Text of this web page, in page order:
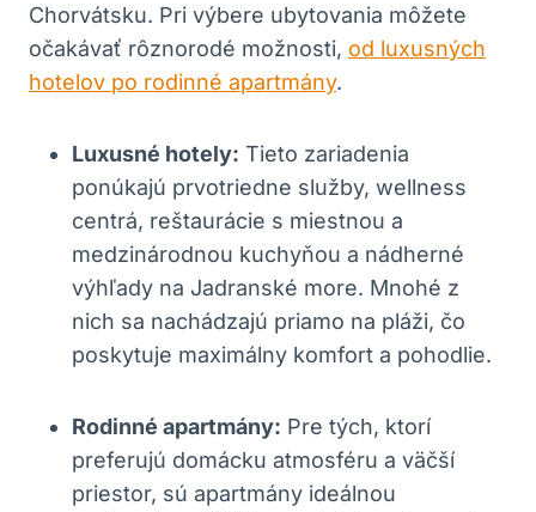
Chorvátsku. Pri výbere ubytovania môžete
očakávať rôznorodé možnosti, od luxusných
hotelov po rodinné apartmány.
Luxusné hotely: Tieto zariadenia
ponúkajú prvotriedne služby, wellness
centrá, reštaurácie s miestnou a
medzinárodnou kuchyňou a nádherné
výhľady na Jadranské more. Mnohé z
nich sa nachádzajú priamo na pláži, čo
poskytuje maximálny komfort a pohodlie.
Rodinné apartmány: Pre tých, ktorí
preferujú domácku atmosféru a väčší
priestor, sú apartmány ideálnou